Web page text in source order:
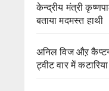
केन्द्रीय मंत्री
बताया मदमस्त हाथी
अनिल विज औऱ
ट्वीट वार में